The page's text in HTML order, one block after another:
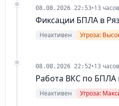
08.08.2026 22:53•13
Фиксации БПЛА в
Неактивен Угроза:
08.08.2026 22:52•13
Работа ВКС по БПЛА
Неактивен Угроза: